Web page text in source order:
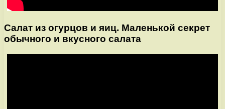
Салат из огурцов и яиц. Маленькой секрет
обычного и вкусного салата